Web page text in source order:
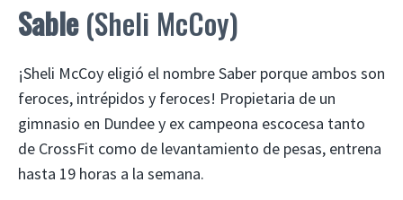
Sable(Sheli McCoy)
¡Sheli McCoy eligió el nombre Saber porque ambos son
feroces, intrépidos y feroces! Propietaria de un
gimnasio en Dundee y ex campeona escocesa tanto
de CrossFit como de levantamiento de pesas, entrena
hasta 19 horas a la semana.